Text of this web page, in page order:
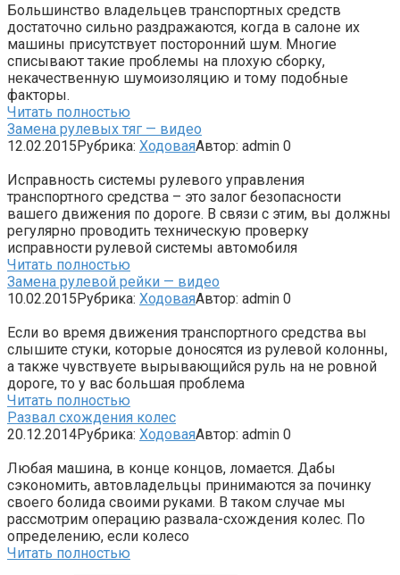
Большинство владельцев транспортных средств
достаточно сильно раздражаются, когда в салоне их
машины присутствует посторонний шум. Многие
списывают такие проблемы на плохую сборку,
некачественную шумоизоляцию и тому подобные
факторы.
Читать полностью
Замена рулевых тяг — видео
12.02.2015Рубрика: ХодоваяАвтор: admin 0
Исправность системы рулевого управления
транспортного средства – это залог безопасности
вашего движения по дороге. В связи с этим, вы должны
регулярно проводить техническую проверку
исправности рулевой системы автомобиля
Читать полностью
Замена рулевой рейки — видео
10.02.2015Рубрика: ХодоваяАвтор: admin 0
Если во время движения транспортного средства вы
слышите стуки, которые доносятся из рулевой колонны,
а также чувствуете вырывающийся руль на не ровной
дороге, то у вас большая проблема
Читать полностью
Развал схождения колес
20.12.2014Рубрика: ХодоваяАвтор: admin 0
Любая машина, в конце концов, ломается. Дабы
сэкономить, автовладельцы принимаются за починку
своего болида своими руками. В таком случае мы
рассмотрим операцию развала-схождения колес. По
определению, если колесо
Читать полностью